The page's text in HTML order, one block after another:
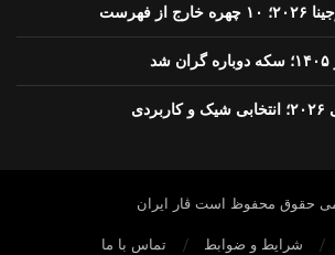
فهرست
حقوق محفوظ است ڤار ايران
شرایط و ضوابط تماس با ما